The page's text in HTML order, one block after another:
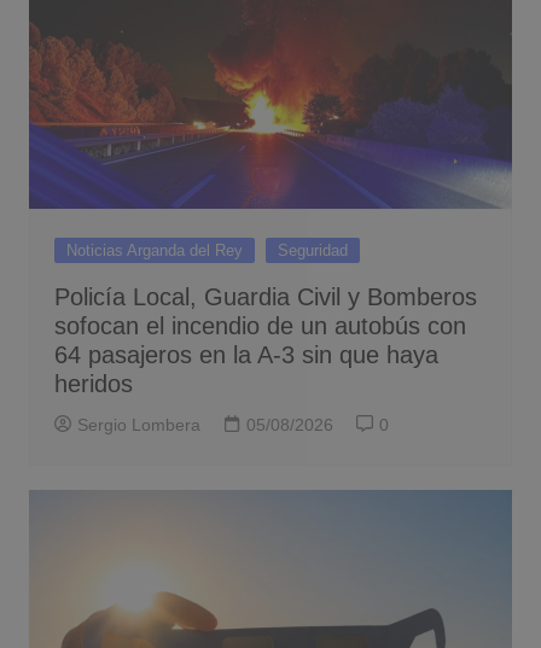
Noticias Arganda del Rey Seguridad
Policía Local, Guardia Civil y Bomberos
sofocan el incendio de un autobús con
64 pasajeros en la A-3 sin que haya
heridos
Sergio Lombera 05/08/2026 0